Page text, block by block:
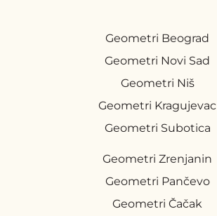
Geometri Beograd
Geometri Novi Sad
Geometri Niš
Geometri Kragujevac
Geometri Subotica
Geometri Zrenjanin
Geometri Pančevo
Geometri Čačak